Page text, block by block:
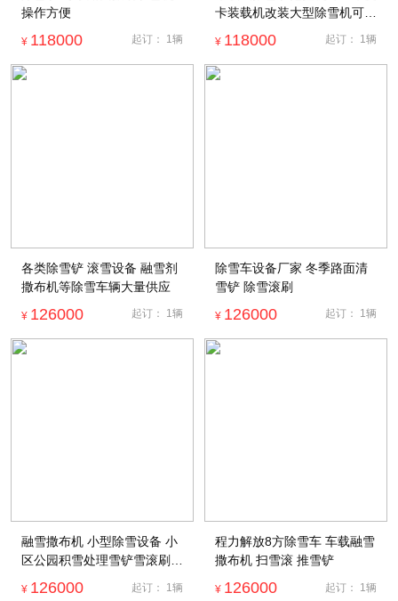
操作方便
¥ 118000 起订： 1辆
卡装载机改装大型除雪机可拆
¥ 118000 起订： 1辆
各类除雪铲 滚雪设备 融雪剂
撒布机等除雪车辆大量供应
¥ 126000 起订： 1辆
除雪车设备厂家 冬季路面清
雪铲 除雪滚刷
¥ 126000 起订： 1辆
融雪撒布机 小型除雪设备 小
区公园积雪处理雪铲雪滚刷厂
¥ 126000 起订： 1辆
程力解放8方除雪车 车载融雪
撒布机 扫雪滚 推雪铲
¥ 126000 起订： 1辆